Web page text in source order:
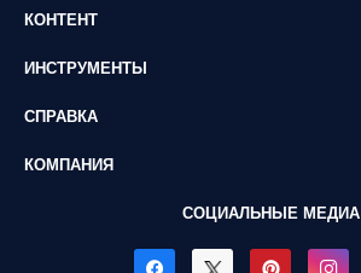
КОНТЕНТ
ИНСТРУМЕНТЫ
СПРАВКА
КОМПАНИЯ
СОЦИАЛЬНЫЕ МЕДИА